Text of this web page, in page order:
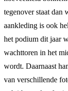
tegenover staat dan
aankleding is ook
het podium dit jaar
wachttoren in het
wordt. Daarnaast
van verschillende